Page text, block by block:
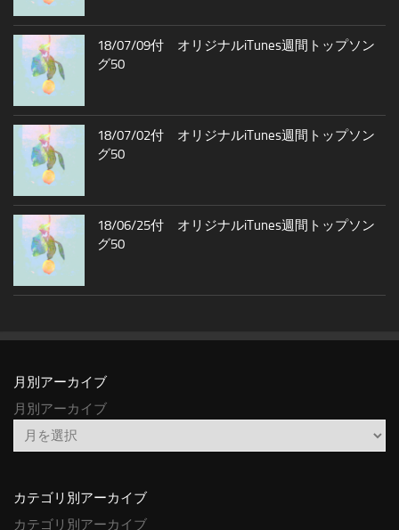
18/07/09付 オリジナルiTunes週間トップソン
グ50
18/07/02付 オリジナルiTunes週間トップソン
グ50
18/06/25付 オリジナルiTunes週間トップソン
グ50
月別アーカイブ
月別アーカイブ
カテゴリ別アーカイブ
カテゴリ別アーカイブ